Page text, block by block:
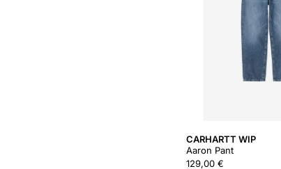
CARHARTT WIP
Aaron Pant
129,00 €